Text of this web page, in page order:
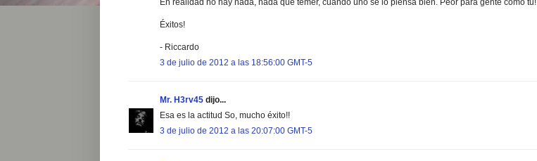
En realidad no hay nada, nada que temer, cuando uno se lo piensa bien. Peor para gente como tu!
Éxitos!
- Riccardo
3 de julio de 2012 a las 18:56:00 GMT-5
Mr. H3rv45 dijo...
Esa es la actitud So, mucho éxito!!
3 de julio de 2012 a las 20:07:00 GMT-5